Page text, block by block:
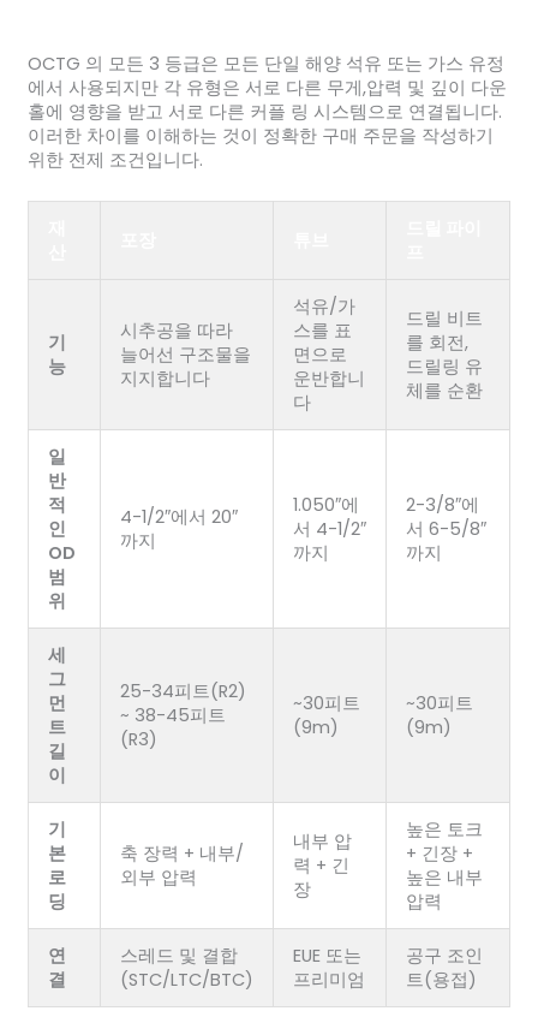
OCTG 의 모든 3 등급은 모든 단일 해양 석유 또는 가스 유정
에서 사용되지만 각 유형은 서로 다른 무게,압력 및 깊이 다운
홀에 영향을 받고 서로 다른 커플 링 시스템으로 연결됩니다.
이러한 차이를 이해하는 것이 정확한 구매 주문을 작성하기
위한 전제 조건입니다.
기
능
시추공을 따라
늘어선 구조물을
지지합니다
석유/가
스를 표
면으로
운반합니
다
드릴 비트
를 회전,
드릴링 유
체를 순환
일
반
적
인
OD
범
위
4-1/2″에서 20″
까지
1.050″에
서 4-1/2″
까지
2-3/8″에
서 6-5/8″
까지
세
그
먼
트
길
이
25-34피트(R2)
~ 38-45피트
(R3)
~30피트
(9m)
~30피트
(9m)
기
본
로
딩
축 장력 + 내부/
외부 압력
내부 압
력 + 긴
장
높은 토크
+ 긴장 +
높은 내부
압력
연
결
스레드 및 결합
(STC/LTC/BTC)
EUE 또는
프리미엄
공구 조인
트(용접)